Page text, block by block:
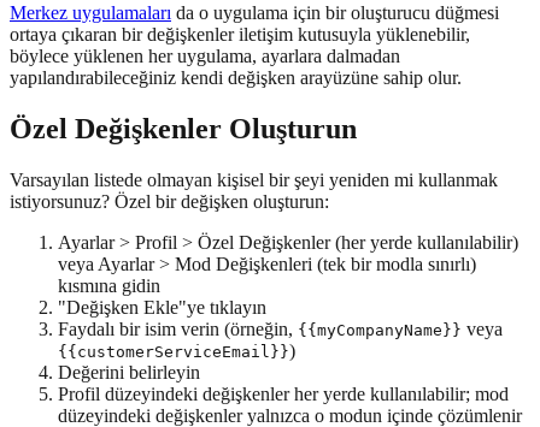
Merkez uygulamaları da o uygulama için bir oluşturucu düğmesi
ortaya çıkaran bir değişkenler iletişim kutusuyla yüklenebilir,
böylece yüklenen her uygulama, ayarlara dalmadan
yapılandırabileceğiniz kendi değişken arayüzüne sahip olur.
Özel Değişkenler Oluşturun
Varsayılan listede olmayan kişisel bir şeyi yeniden mi kullanmak
istiyorsunuz? Özel bir değişken oluşturun:
Ayarlar > Profil > Özel Değişkenler (her yerde kullanılabilir)
veya Ayarlar > Mod Değişkenleri (tek bir modla sınırlı)
kısmına gidin
"Değişken Ekle"ye tıklayın
Faydalı bir isim verin (örneğin, {{myCompanyName}} veya
{{customerServiceEmail}})
Değerini belirleyin
Profil düzeyindeki değişkenler her yerde kullanılabilir; mod
düzeyindeki değişkenler yalnızca o modun içinde çözümlenir